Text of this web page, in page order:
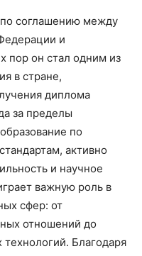
соглашению между
и
пор он стал одним из
в стране,
диплома
за пределы
по
активно
и научное
важную роль в
сфер: от
отношений до
Благодаря